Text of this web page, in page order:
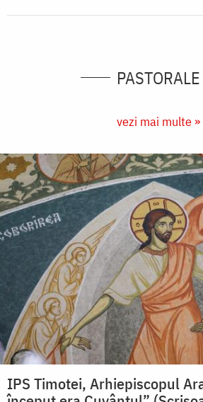
PASTORALE
vezi mai multe »
IPS Timotei, Arhiepiscopul